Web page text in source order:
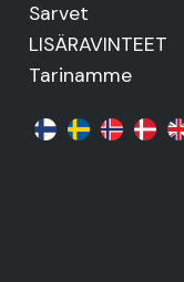
Sarvet
LISÄRAVINTEET
Tarinamme